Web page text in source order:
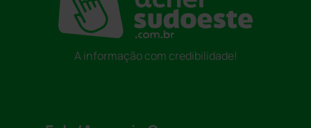
A informação com credibilidade!